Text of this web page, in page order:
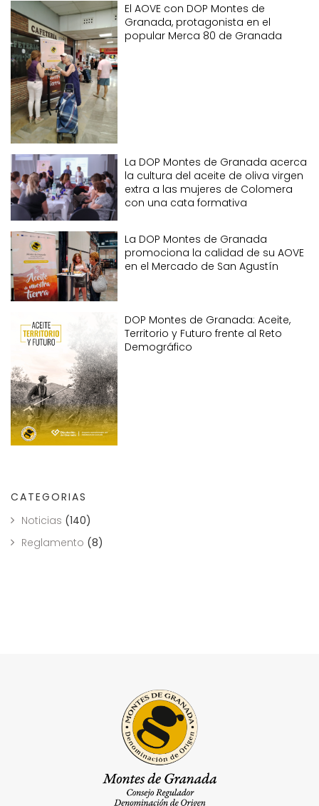
El AOVE con DOP Montes de
Granada, protagonista en el
popular Merca 80 de Granada
La DOP Montes de Granada acerca
la cultura del aceite de oliva virgen
extra a las mujeres de Colomera
con una cata formativa
La DOP Montes de Granada
promociona la calidad de su AOVE
en el Mercado de San Agustín
DOP Montes de Granada: Aceite,
Territorio y Futuro frente al Reto
Demográfico
CATEGORIAS
Noticias (140)
Reglamento (8)